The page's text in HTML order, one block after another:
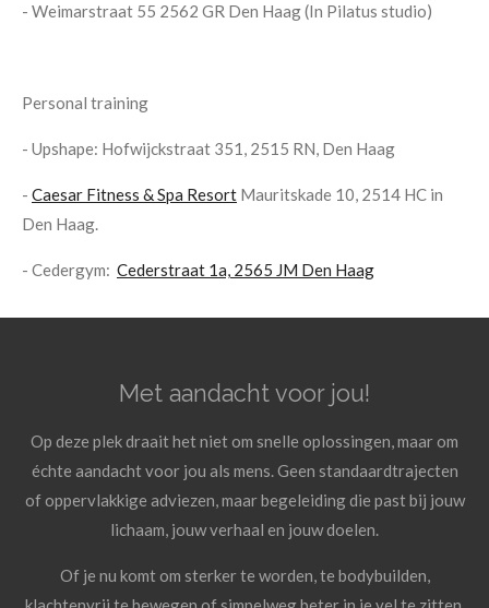
- Weimarstraat 55 2562 GR Den Haag (In Pilatus studio)
Personal training
- Upshape: Hofwijckstraat 351, 2515 RN, Den Haag
- Caesar Fitness & Spa Resort Mauritskade 10, 2514 HC in
Den Haag.
- Cedergym: Cederstraat 1a, 2565 JM Den Haag
Met aandacht voor jou!
Op deze plek draait het niet om snelle oplossingen, maar om
échte aandacht voor jou als mens. Geen standaardtrajecten
of oppervlakkige adviezen, maar begeleiding die past bij jouw
lichaam, jouw verhaal en jouw doelen.
Of je nu komt om sterker te worden, te bodybuilden,